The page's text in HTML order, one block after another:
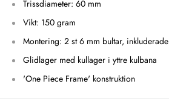
Trissdiameter: 60 mm
Vikt: 150 gram
Montering: 2 st 6 mm bultar, inkluderade
Glidlager med kullager i yttre kulbana
'One Piece Frame' konstruktion